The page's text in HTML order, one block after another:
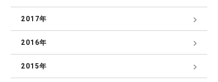
2017年
2016年
2015年